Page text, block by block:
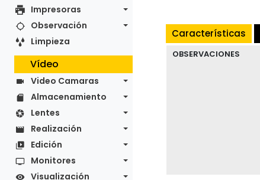
Impresoras
Observación
Limpieza
Vídeo
Video Camaras
Almacenamiento
Lentes
Realización
Edición
Monitores
Visualización
Características
OBSERVACIONES